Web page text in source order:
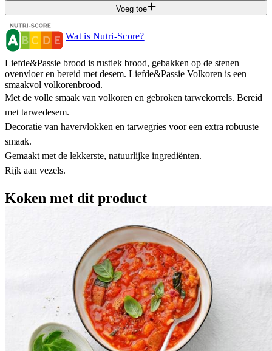
Voeg toe
Wat is Nutri-Score?
Liefde&Passie brood is rustiek brood, gebakken op de stenen
ovenvloer en bereid met desem. Liefde&Passie Volkoren is een
smaakvol volkorenbrood.
Met de volle smaak van volkoren en gebroken tarwekorrels. Bereid
met tarwedesem.
Decoratie van havervlokken en tarwegries voor een extra robuuste
smaak.
Gemaakt met de lekkerste, natuurlijke ingrediënten.
Rijk aan vezels.
Koken met dit product